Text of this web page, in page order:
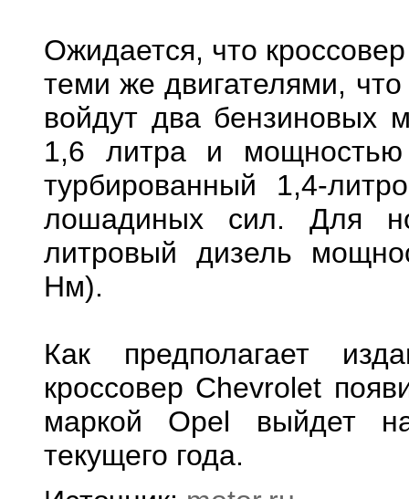
Ожидается, что
теми же двигателями,
войдут два бензиновых
1,6 литра и
турбированный 1,4-
лошадиных сил. Для
литровый дизель
Нм).
Как предполагает
кроссовер Chevrolet
маркой Opel выйдет
текущего года.